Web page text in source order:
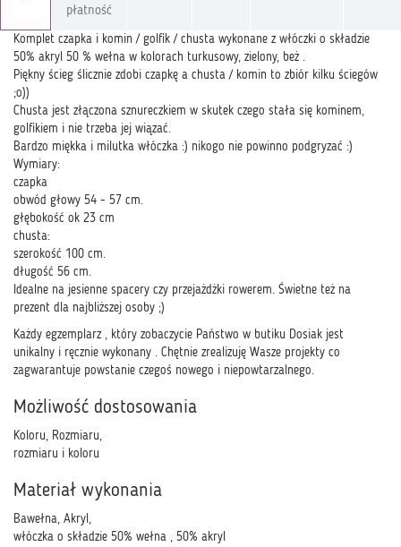
płatność
Komplet czapka i komin / golfik / chusta wykonane z włóczki o składzie
50% akryl 50 % wełna w kolorach turkusowy, zielony, beż .
Piękny ścieg ślicznie zdobi czapkę a chusta / komin to zbiór kilku ściegów
;o))
Chusta jest złączona sznureczkiem w skutek czego stała się kominem,
golfikiem i nie trzeba jej wiązać.
Bardzo miękka i milutka włóczka :) nikogo nie powinno podgryzać :)
Wymiary:
czapka
obwód głowy 54 - 57 cm.
głębokość ok 23 cm
chusta:
szerokość 100 cm.
długość 56 cm.
Idealne na jesienne spacery czy przejażdżki rowerem. Świetne też na
prezent dla najbliższej osoby ;)
Każdy egzemplarz , który zobaczycie Państwo w butiku Dosiak jest
unikalny i ręcznie wykonany . Chętnie zrealizuję Wasze projekty co
zagwarantuje powstanie czegoś nowego i niepowtarzalnego.
Możliwość dostosowania
Koloru, Rozmiaru,
rozmiaru i koloru
Materiał wykonania
Bawełna, Akryl,
włóczka o składzie 50% wełna , 50% akryl